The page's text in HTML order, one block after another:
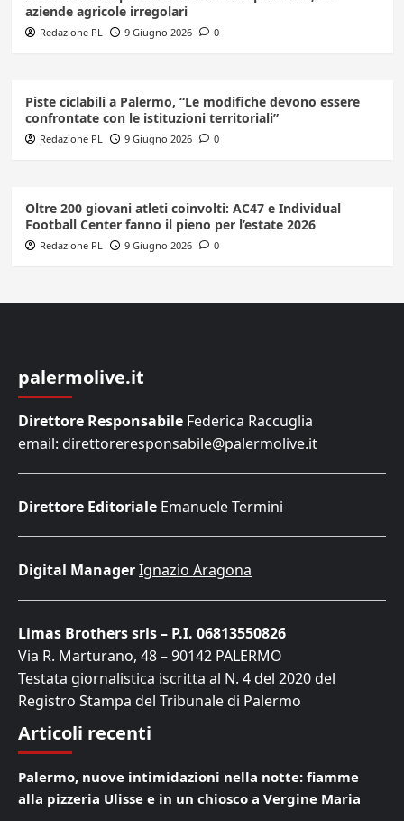
aziende agricole irregolari
Redazione PL 9 Giugno 2026 0
Piste ciclabili a Palermo, “Le modifiche devono essere
confrontate con le istituzioni territoriali”
Redazione PL 9 Giugno 2026 0
Oltre 200 giovani atleti coinvolti: AC47 e Individual
Football Center fanno il pieno per l’estate 2026
Redazione PL 9 Giugno 2026 0
palermolive.it
Direttore Responsabile Federica Raccuglia
email: direttoreresponsabile@palermolive.it
Direttore Editoriale Emanuele Termini
Digital ManagerIgnazio Aragona
Limas Brothers srls – P.I. 06813550826
Via R. Marturano, 48 – 90142 PALERMO
Testata giornalistica iscritta al N. 4 del 2020 del
Registro Stampa del Tribunale di Palermo
Articoli recenti
Palermo, nuove intimidazioni nella notte: fiamme
alla pizzeria Ulisse e in un chiosco a Vergine Maria